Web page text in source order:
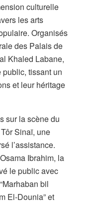
culturelle
les arts
Organisés
des Palais de
Khaled Labane,
tissant un
et leur héritage
sur la scène du
Sinaï, une
l’assistance.
Ibrahim, la
le public avec
bil
El-Dounia” et